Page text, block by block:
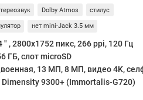
Dolby Atmos стилус
нет mini-Jack 3.5 мм
″ , 2800x1752 пикс, 266 ppi, 120 Гц
ГБ, слот microSD
13 МП, 8 МП, видео 4K,
Dimensity 9300+ (Immortalis-G720)